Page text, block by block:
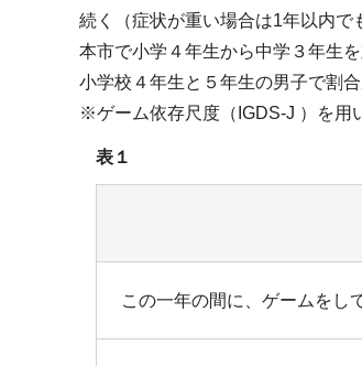
続く（症状が重い場合は1年以内で
本市で小学４年生から中学３年生
小学校４年生と５年生の男子で割
※ゲーム依存尺度（IGDS-J ）を用
表１
この一年の間に、ゲームをし